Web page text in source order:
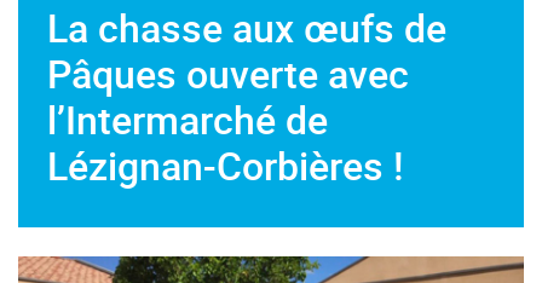
La chasse aux œufs de
Pâques ouverte avec
l’Intermarché de
Lézignan-Corbières !